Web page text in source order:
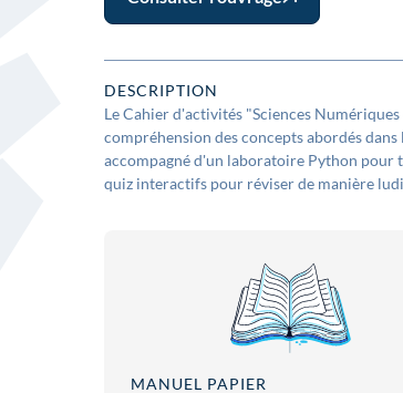
DESCRIPTION
Le Cahier d'activités "Sciences
compréhension des concepts abordés
accompagné d'un laboratoire Python pour
quiz interactifs pour réviser de manière
MANUEL PAPIER